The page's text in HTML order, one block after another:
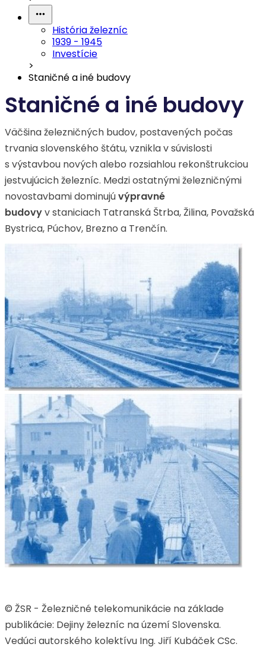
História železníc
1939 - 1945
Investície
>
Staničné a iné budovy
Staničné a iné budovy
Väčšina železničných budov, postavených počas
trvania slovenského štátu, vznikla v súvislosti
s výstavbou nových alebo rozsiahlou rekonštrukciou
jestvujúcich železníc. Medzi ostatnými železničnými
novostavbami dominujúvýpravné
budovyv staniciach Tatranská Štrba, Žilina, Považská
Bystrica, Púchov, Brezno a Trenčín.
© ŽSR - Železničné telekomunikácie na základe
publikácie: Dejiny železníc na území Slovenska.
Vedúci autorského kolektívu Ing. Jiří Kubáček CSc.